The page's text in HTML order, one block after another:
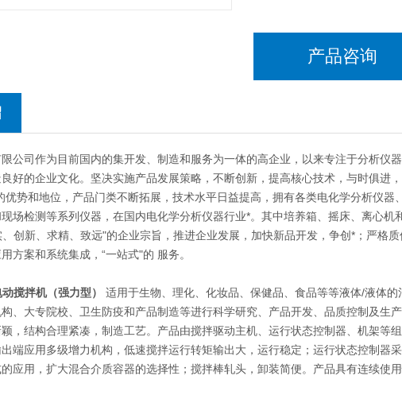
产品咨询
限公司作为目前国内的集开发、制造和服务为一体的高企业，以来专注于分析仪
好的企业文化。坚决实施产品发展策略，不断创新，提高核心技术，与时俱进
优势和地位，产品门类不断拓展，技术水平日益提高，拥有各类电化学分析仪
场检测等系列仪器，在国内电化学分析仪器行业*。其中培养箱、摇床、离心机
、创新、求精、致远"的企业宗旨，推进企业发展，加快新品开发，争创*；严格
方案和系统集成，“一站式"的 服务。
搅拌机（强力型）
适用于生物、理化、化妆品、保健品、食品等等液体/液体
、大专院校、卫生防疫和产品制造等进行科学研究、产品开发、品质控制及生
，结构合理紧凑，制造工艺。产品由搅拌驱动主机、运行状态控制器、机架等
端应用多级增力机构，低速搅拌运行转矩输出大，运行稳定；运行状态控制器
应用，扩大混合介质容器的选择性；搅拌棒轧头，卸装简便。产品具有连续使